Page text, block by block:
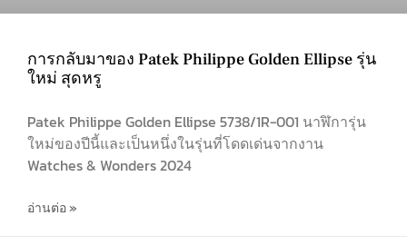
การกลับมาของ Patek Philippe Golden Ellipse รุ่น
ใหม่ สุดหรู
Patek Philippe Golden Ellipse 5738/1R-001 นาฬิการุ่น
ใหม่ของปีนี้และเป็นหนึ่งในรุ่นที่โดดเด่นจากงาน
Watches & Wonders 2024
อ่านต่อ »